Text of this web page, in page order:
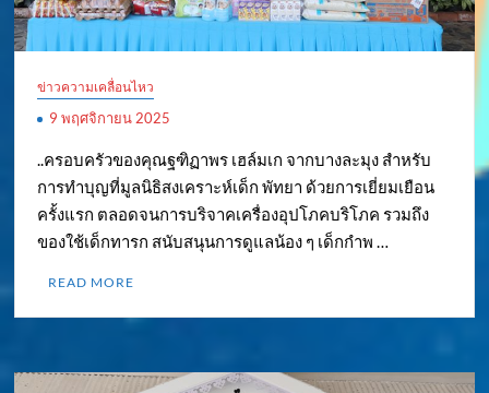
ข่าวความเคลื่อนไหว
9 พฤศจิกายน 2025
..ครอบครัวของคุณฐฑิฏาพร เฮล์มเก จากบางละมุง สำหรับ
การทำบุญที่มูลนิธิสงเคราะห์เด็ก พัทยา ด้วยการเยี่ยมเยือน
ครั้งแรก ตลอดจนการบริจาคเครื่องอุปโภคบริโภค รวมถึง
ของใช้เด็กทารก สนับสนุนการดูแลน้อง ๆ เด็กกำพ …
READ MORE